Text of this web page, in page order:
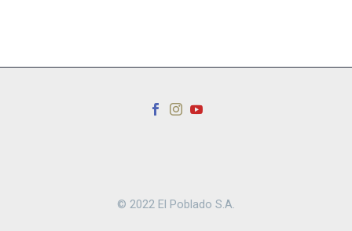
© 2022 El Poblado S.A.